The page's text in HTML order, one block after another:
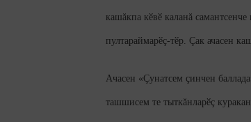
кашăкпа кӗвӗ каланă
пултараймарӗç-тӗр. Çак ачасен
Ачасен «Çунатсем çинчен
ташшисем те тыткăнларӗç